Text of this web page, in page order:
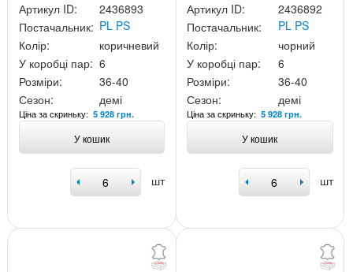
Артикул ID:
2436893
Постачальник: PL PS
Колір:
коричневий
У коробці пар: 6
Розміри:
36-40
Сезон:
демі
Ціна за скриньку: 5 928 грн.
У кошик
шт
Артикул ID:
2436892
Постачальник:
PL PS
Колір:
чорний
У коробці пар:
6
Розміри:
36-40
Сезон:
демі
Ціна за скриньку:5 928 грн.
У кошик
шт